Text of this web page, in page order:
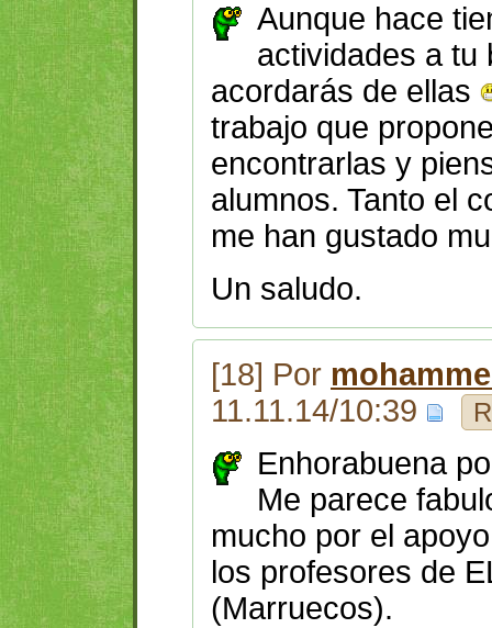
Aunque hace
actividades a tu
acordarás de ellas
trabajo que
encontrarlas y
alumnos. Tanto el
me han gustado
Un saludo.
[18] Por
11.11.14/10:39
Enhorabuena
Me parece
mucho por el
los profesores de
(Marruecos).